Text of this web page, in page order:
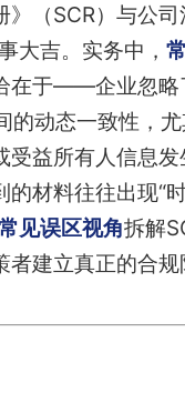
》（SCR）与公司
大吉。实务中，
在于——企业忽略
的动态一致性，尤
受益所有人信息
的材料往往出现“
见误区视角拆解
者建立真正的合规